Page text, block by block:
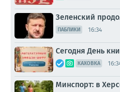
Зеленский
ПАБЛИКИ 16:34
Сегодня День
КАХОВКА
Минспорт: в